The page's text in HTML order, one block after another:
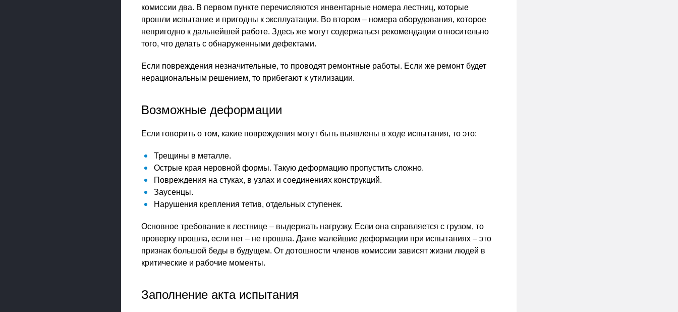
комиссии два. В первом пункте перечисляются инвентарные номера лестниц, которые
прошли испытание и пригодны к эксплуатации. Во втором – номера оборудования, которое
непригодно к дальнейшей работе. Здесь же могут содержаться рекомендации относительно
того, что делать с обнаруженными дефектами.
Если повреждения незначительные, то проводят ремонтные работы. Если же ремонт будет
нерациональным решением, то прибегают к утилизации.
Возможные деформации
Если говорить о том, какие повреждения могут быть выявлены в ходе испытания, то это:
Трещины в металле.
Острые края неровной формы. Такую деформацию пропустить сложно.
Повреждения на стуках, в узлах и соединениях конструкций.
Заусенцы.
Нарушения крепления тетив, отдельных ступенек.
Основное требование к лестнице – выдержать нагрузку. Если она справляется с грузом, то
проверку прошла, если нет – не прошла. Даже малейшие деформации при испытаниях – это
признак большой беды в будущем. От дотошности членов комиссии зависят жизни людей в
критические и рабочие моменты.
Заполнение акта испытания